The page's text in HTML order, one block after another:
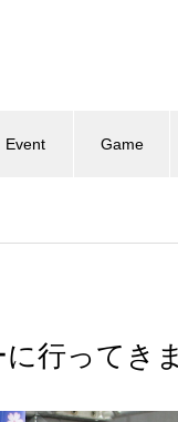
Event Game
に行ってき